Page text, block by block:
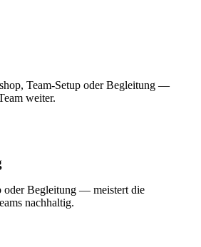
Team-Setup oder Begleitung —
weiter.
oder Begleitung — meistert die
nachhaltig.